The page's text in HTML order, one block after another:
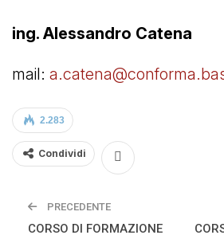
ing. Alessandro Catena
mail:
2.283
Condividi
PRECEDENTE
CORSO DI FORMAZIONE